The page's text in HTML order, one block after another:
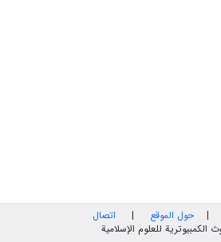
|حول الموقع | اتصال
الكمبيوترية للعلوم الإسلامية